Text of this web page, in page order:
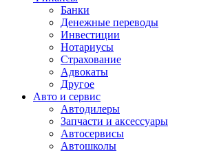
Банки
Денежные переводы
Инвестиции
Нотариусы
Страхование
Адвокаты
Другое
Авто и сервис
Автодилеры
Запчасти и аксессуары
Автосервисы
Автошколы